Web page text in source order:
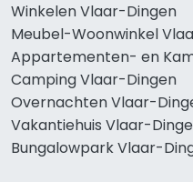
Winkelen Vlaar-Dingen
Meubel-Woonwinkel
Appartementen- en
Camping Vlaar-Dingen
Overnachten Vlaar-
Vakantiehuis Vlaar-
Bungalowpark Vlaar-